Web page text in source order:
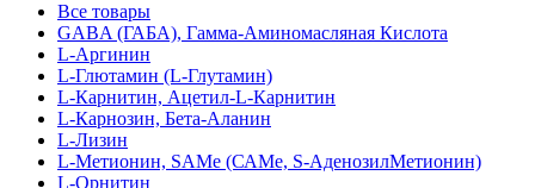
Все товары
GABA (ГАБА), Гамма-Аминомасляная Кислота
L-Аргинин
L-Глютамин (L-Глутамин)
L-Карнитин, Ацетил-L-Карнитин
L-Карнозин, Бета-Аланин
L-Лизин
L-Метионин, SAMe (САМе, S-АденозилМетионин)
L-Орнитин